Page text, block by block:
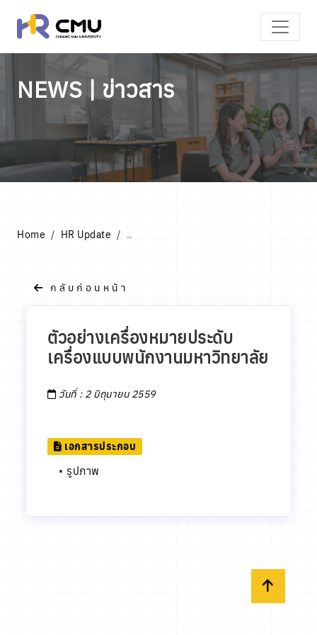
NEWS | ข่าวสาร
Home HR Update ..
กลับก่อนหน้า
ตัวอย่างเครื่องหมายประดับ
เครื่องแบบพนักงานมหาวิทยาลัย
วันที่ : 2 มิถุนายน 2559
เอกสารประกอบ
• รูปภาพ